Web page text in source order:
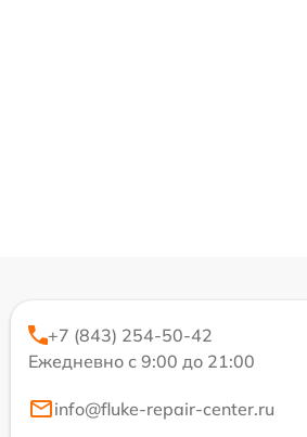
+7 (843) 254-50-42
Ежедневно с 9:00 до 21:00
info@fluke-repair-center.ru